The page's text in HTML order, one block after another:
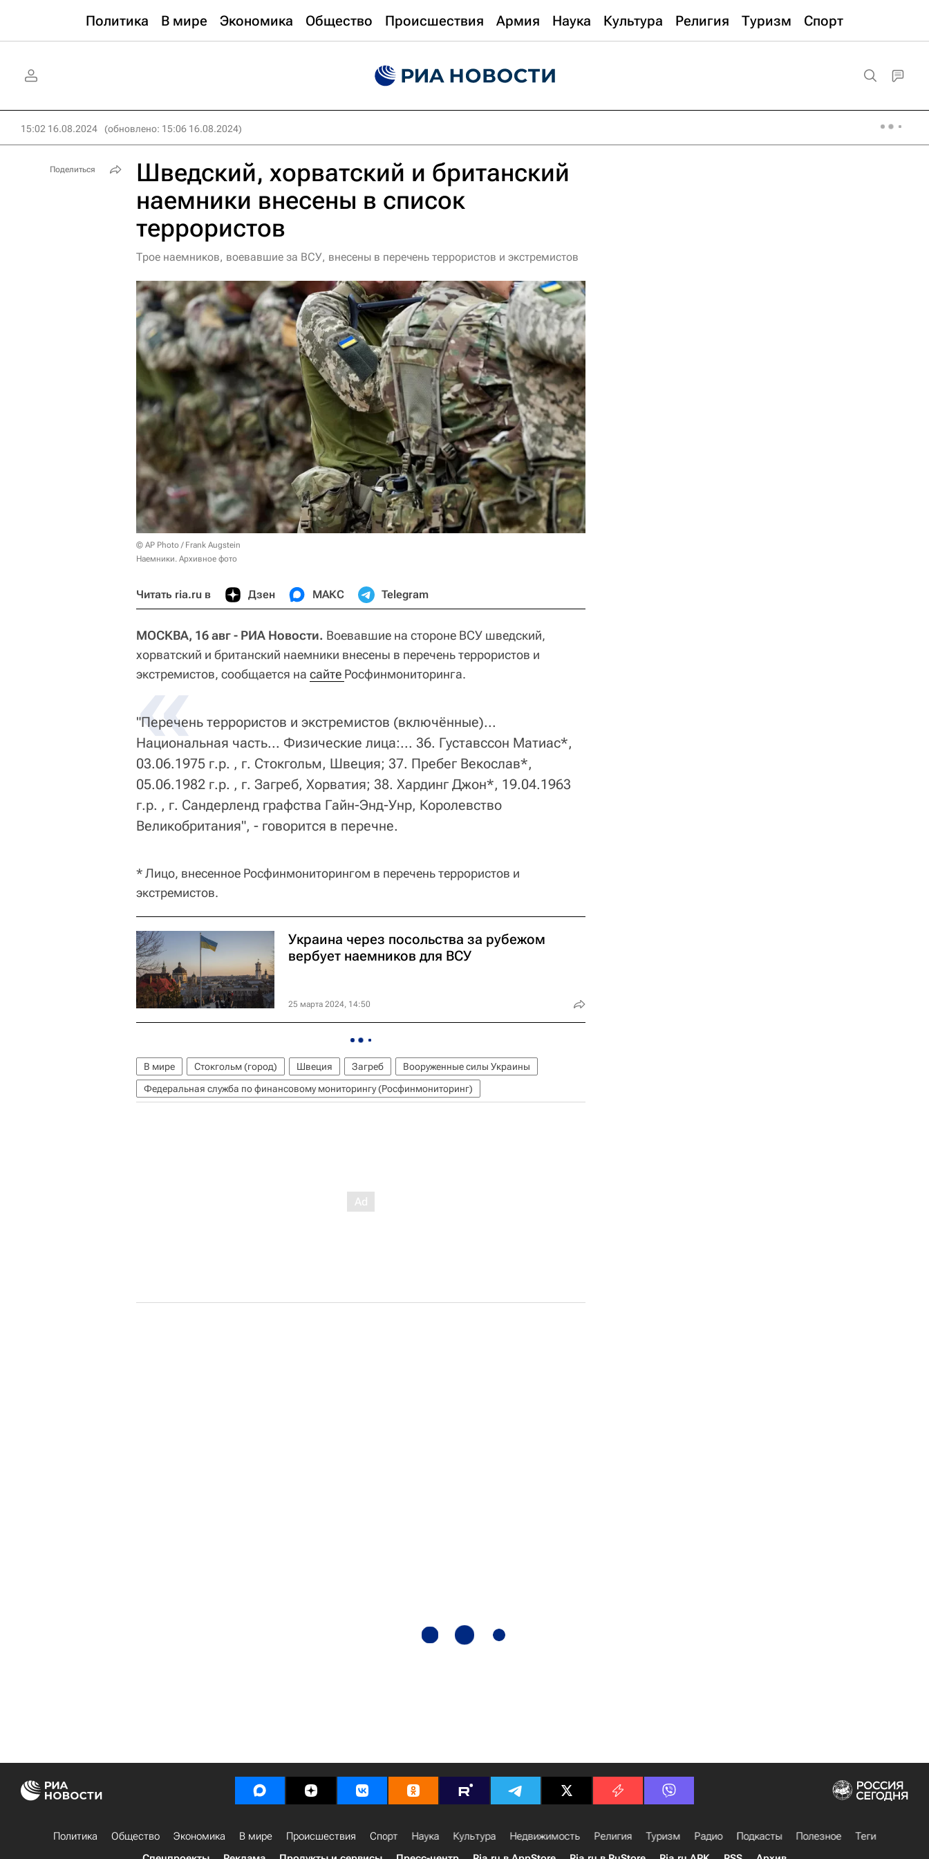
Политика В мире Экономика Общество Происшествия Армия Наука Культура Религия Туризм Спорт
15:02 16.08.2024 (обновлено: 15:06 16.08.2024)
Шведский, хорватский и британский
наемники внесены в список
террористов
Трое наемников, воевавшие за ВСУ, внесены в перечень террористов и экстремистов
© AP Photo / Frank Augstein
Наемники. Архивное фото
Читать ria.ru в Дзен МАКС Telegram
МОСКВА, 16 авг - РИА Новости. Воевавшие на стороне ВСУ шведский,
хорватский и британский наемники внесены в перечень террористов и
экстремистов, сообщается на сайте Росфинмониторинга.
«
"Перечень террористов и экстремистов (включённые)...
Национальная часть... Физические лица:... 36. Густавссон Матиас*,
03.06.1975 г.р. , г. Стокгольм, Швеция; 37. Пребег Векослав*,
05.06.1982 г.р. , г. Загреб, Хорватия; 38. Хардинг Джон*, 19.04.1963
г.р. , г. Сандерленд графства Гайн-Энд-Унр, Королевство
Великобритания", - говорится в перечне.
* Лицо, внесенное Росфинмониторингом в перечень террористов и
экстремистов.
Украина через посольства за рубежом
вербует наемников для ВСУ
25 марта 2024, 14:50
В мире Стокгольм (город) Швеция Загреб
Вооруженные силы Украины
Федеральная служба по финансовому мониторингу (Росфинмониторинг)
Поделиться
Политика Общество Экономика В мире Происшествия Спорт Наука Культура Недвижимость Религия Туризм Радио Подкасты Полезное
Теги